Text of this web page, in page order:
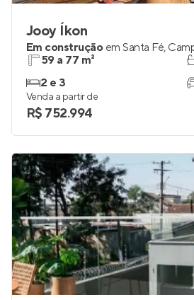
Jooy Íkon
Em construção em Santa Fé,
59 a 77 m²
2 e 3
Venda a partir de
R$ 752.994